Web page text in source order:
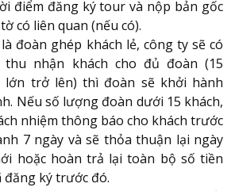
điểm đăng ký tour và nộp bản gốc
có liên quan (nếu có).
đoàn ghép khách lẻ, công ty sẽ có
thu nhận khách cho đủ đoàn (15
lớn trở lên) thì đoàn sẽ khởi hành
Nếu số lượng đoàn dưới 15 khách,
nhiệm thông báo cho khách trước
7 ngày và sẽ thỏa thuận lại ngày
hoặc hoàn trả lại toàn bộ số tiền
đăng ký trước đó.